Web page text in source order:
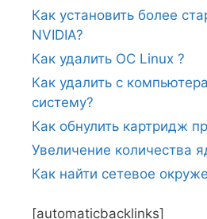
Как установить более
NVIDIA?
Как удалить ОС Linux ?
Как удалить с
систему?
Как обнулить картридж
Увеличение количества
Как найти сетевое
[automaticbacklinks]